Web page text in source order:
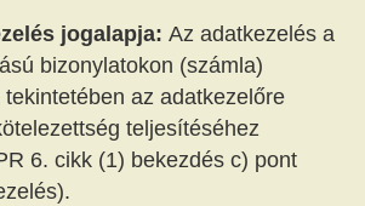
jogalapja: Az adatkezelés a
bizonylatokon (számla)
az adatkezelőre
teljesítéséhez
6. cikk (1) bekezdés c) pont